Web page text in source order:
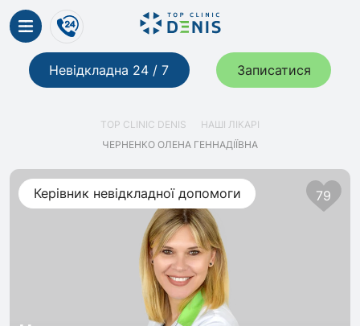
Невідкладна 24 / 7 Записатися
TOP CLINIC DENIS
НАШІ ЛІКАРІ
ЧЕРНЕНКО ОЛЕНА ГЕННАДІЇВНА
Керівник невідкладної допомоги 79